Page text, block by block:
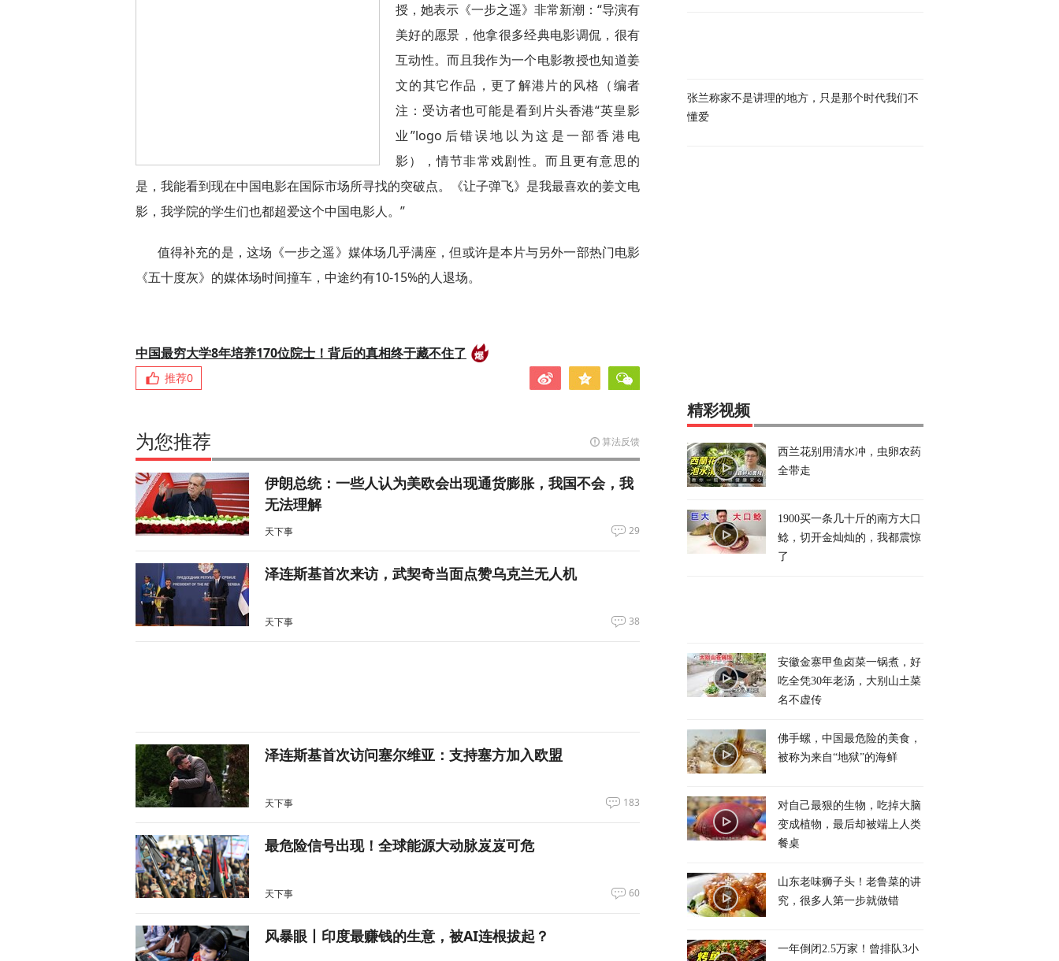
授，她表示《一步之遥》非常新潮：“导演有
美好的愿景，他拿很多经典电影调侃，很有
互动性。而且我作为一个电影教授也知道姜
文的其它作品，更了解港片的风格（编者
注：受访者也可能是看到片头香港“英皇影
业”logo后错误地以为这是一部香港电
影），情节非常戏剧性。而且更有意思的
是，我能看到现在中国电影在国际市场所寻找的突破点。《让子弹飞》是我最喜欢的姜文电
影，我学院的学生们也都超爱这个中国电影人。”
值得补充的是，这场《一步之遥》媒体场几乎满座，但或许是本片与另外一部热门电影
《五十度灰》的媒体场时间撞车，中途约有10-15%的人退场。
中国最穷大学8年培养170位院士！背后的真相终于藏不住了
推荐0
为您推荐 算法反馈
伊朗总统：一些人认为美欧会出现通货膨胀，我国不会，我
无法理解
天下事 29
泽连斯基首次来访，武契奇当面点赞乌克兰无人机
天下事 38
泽连斯基首次访问塞尔维亚：支持塞方加入欧盟
天下事 183
最危险信号出现！全球能源大动脉岌岌可危
天下事 60
风暴眼丨印度最赚钱的生意，被AI连根拔起？
张兰称家不是讲理的地方，只是那个时代我们不
懂爱
精彩视频
西兰花别用清水冲，虫卵农药
全带走
1900买一条几十斤的南方大口
鲶，切开金灿灿的，我都震惊
了
安徽金寨甲鱼卤菜一锅煮，好
吃全凭30年老汤，大别山土菜
名不虚传
佛手螺，中国最危险的美食，
被称为来自“地狱”的海鲜
对自己最狠的生物，吃掉大脑
变成植物，最后却被端上人类
餐桌
山东老味狮子头！老鲁菜的讲
究，很多人第一步就做错
一年倒闭2.5万家！曾排队3小